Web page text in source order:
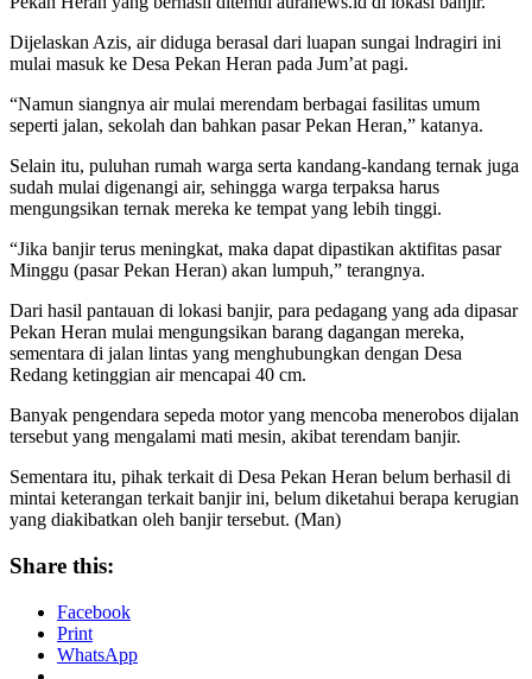
Dijelaskan Azis, air diduga berasal dari luapan sungai lndragiri ini
mulai masuk ke Desa Pekan Heran pada Jum’at pagi.
“Namun siangnya air mulai merendam berbagai fasilitas umum
seperti jalan, sekolah dan bahkan pasar Pekan Heran,” katanya.
Selain itu, puluhan rumah warga serta kandang-kandang ternak juga
sudah mulai digenangi air, sehingga warga terpaksa harus
mengungsikan ternak mereka ke tempat yang lebih tinggi.
“Jika banjir terus meningkat, maka dapat dipastikan aktifitas pasar
Minggu (pasar Pekan Heran) akan lumpuh,” terangnya.
Dari hasil pantauan di lokasi banjir, para pedagang yang ada dipasar
Pekan Heran mulai mengungsikan barang dagangan mereka,
sementara di jalan lintas yang menghubungkan dengan Desa
Redang ketinggian air mencapai 40 cm.
Banyak pengendara sepeda motor yang mencoba menerobos dijalan
tersebut yang mengalami mati mesin, akibat terendam banjir.
Sementara itu, pihak terkait di Desa Pekan Heran belum berhasil di
mintai keterangan terkait banjir ini, belum diketahui berapa kerugian
yang diakibatkan oleh banjir tersebut. (Man)
Share this:
Facebook
Print
WhatsApp